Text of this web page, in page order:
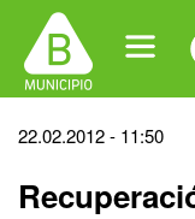
navigation
Back
top
22.02.2012 - 11:50